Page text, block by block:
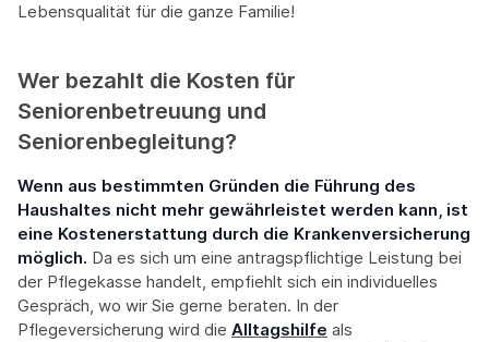
Lebensqualität für die ganze Familie!
Wer bezahlt die Kosten für
Seniorenbetreuung und
Seniorenbegleitung?
Wenn aus bestimmten Gründen die Führung des
Haushaltes nicht mehr gewährleistet werden kann, ist
eine Kostenerstattung durch die Krankenversicherung
möglich. Da es sich um eine antragspflichtige Leistung bei
der Pflegekasse handelt, empfiehlt sich ein individuelles
Gespräch, wo wir Sie gerne beraten. In der
Pflegeversicherung wird die Alltagshilfe als